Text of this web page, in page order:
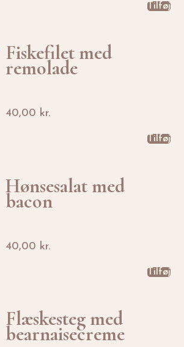
Tilføj
Fiskefilet med
remolade
40,00 kr.
Tilføj
Hønsesalat med
bacon
40,00 kr.
Tilføj
Flæskesteg med
bearnaisecreme